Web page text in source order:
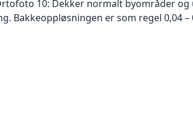
10: Dekker normalt byområder
er som regel 0,04 –